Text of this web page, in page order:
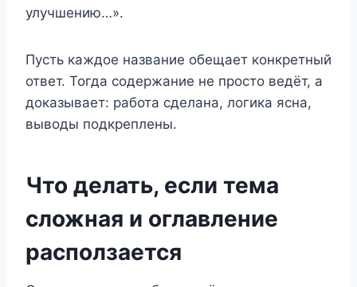
улучшению…».
Пусть каждое название обещает конкретный
ответ. Тогда содержание не просто ведёт, а
доказывает: работа сделана, логика ясна,
выводы подкреплены.
Что делать, если тема
сложная и оглавление
расползается